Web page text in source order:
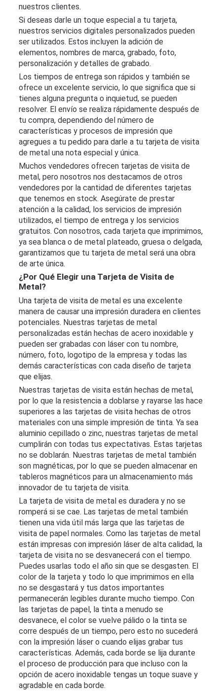
Account
Language
nuestros clientes.
Si deseas darle un toque especial a tu tarjeta,
nuestros servicios digitales personalizados pueden
ser utilizados. Estos incluyen la adición de
elementos, nombres de marca, grabado, foto,
personalización y detalles de grabado.
Los tiempos de entrega son rápidos y también se
ofrece un excelente servicio, lo que significa que si
tienes alguna pregunta o inquietud, se pueden
resolver. El envío se realiza rápidamente después de
tu compra, dependiendo del número de
características y procesos de impresión que
agregues a tu pedido para darle a tu tarjeta de visita
de metal una nota especial y única.
Muchos vendedores ofrecen tarjetas de visita de
metal, pero nosotros nos destacamos de otros
vendedores por la cantidad de diferentes tarjetas
que tenemos en stock. Asegúrate de prestar
atención a la calidad, los servicios de impresión
utilizados, el tiempo de entrega y los servicios
gratuitos. Con nosotros, cada tarjeta que imprimimos,
ya sea blanca o de metal plateado, gruesa o delgada,
garantizamos que tu tarjeta de metal será una obra
de arte única.
¿Por Qué Elegir una Tarjeta de Visita de
Metal?
Una tarjeta de visita de metal es una excelente
manera de causar una impresión duradera en clientes
potenciales. Nuestras tarjetas de metal
personalizadas están hechas de acero inoxidable y
pueden ser grabadas con láser con tu nombre,
número, foto, logotipo de la empresa y todas las
demás características con cada diseño de tarjeta
que elijas.
Nuestras tarjetas de visita están hechas de metal,
por lo que la resistencia a doblarse y rayarse las hace
superiores a las tarjetas de visita hechas de otros
materiales con una simple impresión de tinta. Ya sea
aluminio cepillado o zinc, nuestras tarjetas de metal
cumplirán con todas tus expectativas. Estas tarjetas
no se doblarán. Nuestras tarjetas de metal también
son magnéticas, por lo que se pueden almacenar en
tableros magnéticos para un almacenamiento más
innovador de tu tarjeta de visita.
La tarjeta de visita de metal es duradera y no se
romperá si se cae. Las tarjetas de metal también
tienen una vida útil más larga que las tarjetas de
visita de papel normales. Como las tarjetas de metal
están impresas con impresión láser de alta calidad, la
tarjeta de visita no se desvanecerá con el tiempo.
Puedes usarlas todo el año sin que se desgasten. El
color de la tarjeta y todo lo que imprimimos en ella
no se desgastará y tus datos importantes
permanecerán legibles durante mucho tiempo. Con
las tarjetas de papel, la tinta a menudo se
desvanece, el color se vuelve pálido o la tinta se
corre después de un tiempo, pero esto no sucederá
con la impresión láser o cuando elijas grabar tus
características. Además, cada borde se lija durante
el proceso de producción para que incluso con la
opción de acero inoxidable tengas un toque suave y
agradable en cada borde.